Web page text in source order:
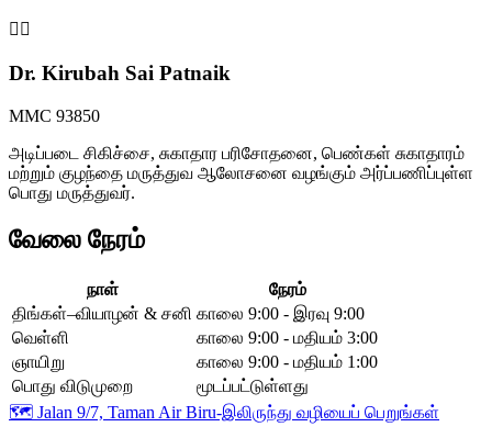
👩‍⚕️
Dr. Kirubah Sai Patnaik
MMC 93850
அடிப்படை சிகிச்சை, சுகாதார பரிசோதனை, பெண்கள் சுகாதாரம்
மற்றும் குழந்தை மருத்துவ ஆலோசனை வழங்கும் அர்ப்பணிப்புள்ள
பொது மருத்துவர்.
வேலை நேரம்
நாள்
நேரம்
திங்கள்–வியாழன் & சனி காலை 9:00 - இரவு 9:00
வெள்ளி
காலை 9:00 - மதியம் 3:00
ஞாயிறு
காலை 9:00 - மதியம் 1:00
பொது விடுமுறை
மூடப்பட்டுள்ளது
🗺️ Jalan 9/7, Taman Air Biru-இலிருந்து வழியைப் பெறுங்கள்